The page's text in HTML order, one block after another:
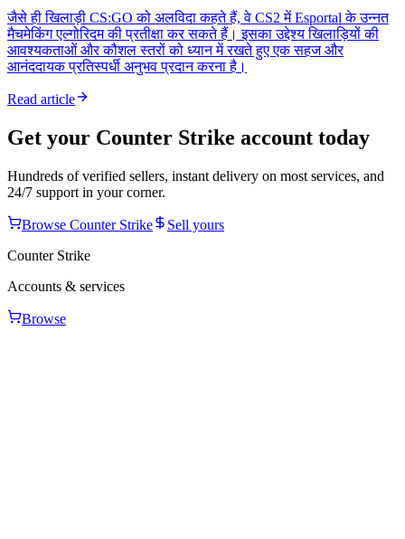
जैसे ही खिलाड़ी CS:GO को अलविदा कहते हैं, वे CS2 में Esportal के उन्नत
मैचमेकिंग एल्गोरिदम की प्रतीक्षा कर सकते हैं। इसका उद्देश्य खिलाड़ियों की
आवश्यकताओं और कौशल स्तरों को ध्यान में रखते हुए एक सहज और
आनंददायक प्रतिस्पर्धी अनुभव प्रदान करना है।
Read article
Get your Counter Strike account today
Hundreds of verified sellers, instant delivery on most services, and
24/7 support in your corner.
Browse Counter Strike
Sell yours
Counter Strike
Accounts & services
Browse